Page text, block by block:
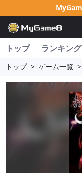
トップ ランキング
トップ > ゲーム一覧 >